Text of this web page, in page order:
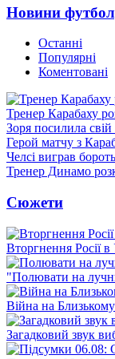
Новини
Останні
Популярні
Коментовані
Тренер Карабаху
Зоря посилила
Герой матчу з
Челсі виграв
Тренер Динамо
Сюжети
Вторгнення Росії
"Полювати на
Війна на
Загадковий звук